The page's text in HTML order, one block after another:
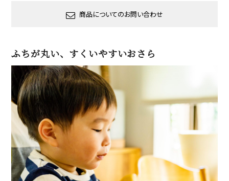
商品についてのお問い合わせ
ふちが丸い、すくいやすいおさら